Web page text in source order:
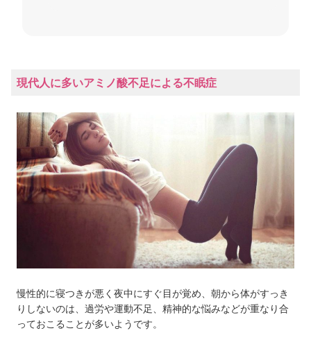
現代人に多いアミノ酸不足による不眠症
慢性的に寝つきが悪く夜中にすぐ目が覚め、朝から体がすっき
りしないのは、過労や運動不足、精神的な悩みなどが重なり合
っておこることが多いようです。